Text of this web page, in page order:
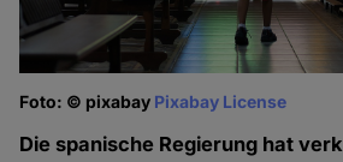
Foto: © pixabay Pixabay License
Die spanische Regierung hat